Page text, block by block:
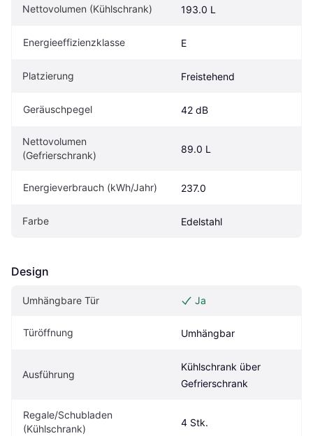
Nettovolumen (Kühlschrank) 193.0 L
Energieeffizienzklasse E
Platzierung Freistehend
Geräuschpegel 42 dB
Nettovolumen
(Gefrierschrank)
89.0 L
Energieverbrauch (kWh/Jahr) 237.0
Farbe Edelstahl
Design
Umhängbare Tür Ja
Türöffnung Umhängbar
Ausführung
Kühlschrank über
Gefrierschrank
Regale/Schubladen
(Kühlschrank)
4 Stk.